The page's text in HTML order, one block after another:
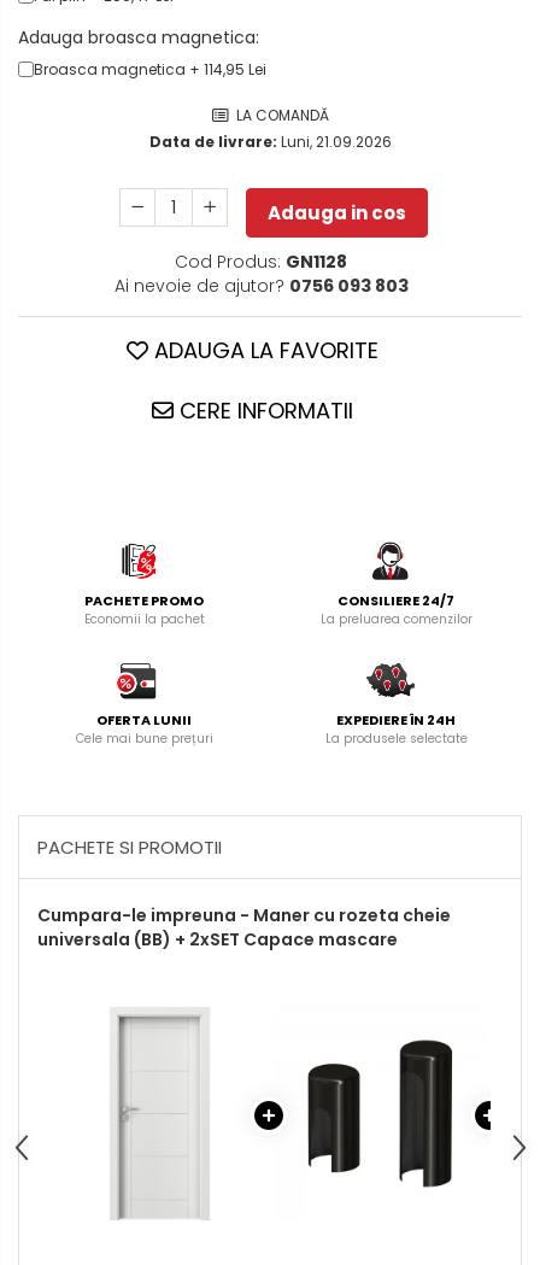
Adauga broasca magnetica:
Broasca magnetica + 114,95 Lei
LA COMANDĂ
Data de livrare: Luni, 21.09.2026
Adauga in cos
Cod Produs: GN1128
Ai nevoie de ajutor? 0756 093 803
ADAUGA LA FAVORITE
CERE INFORMATII
PACHETE PROMO
Economii la pachet
CONSILIERE 24/7
La preluarea comenzilor
OFERTA LUNII
Cele mai bune prețuri
EXPEDIERE ÎN 24H
La produsele selectate
PACHETE SI PROMOTII
Cumpara-le impreuna - Maner cu rozeta cheie
universala (BB) + 2xSET Capace mascare